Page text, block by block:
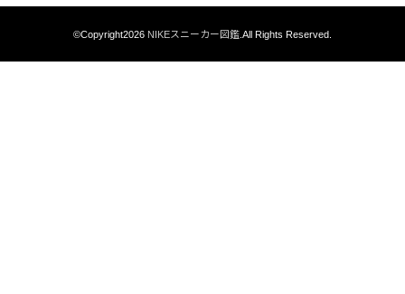
©Copyright2026 NIKEスニーカー図鑑.All Rights Reserved.